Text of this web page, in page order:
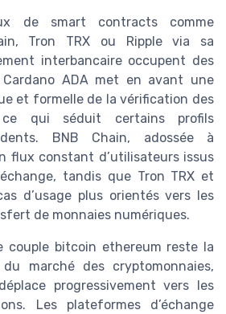
de smart contracts comme
Tron TRX ou Ripple via sa
interbancaire occupent des
Cardano ADA met en avant une
et formelle de la vérification des
qui séduit certains profils
BNB Chain, adossée à
flux constant d’utilisateurs issus
tandis que Tron TRX et
d’usage plus orientés vers les
de monnaies numériques.
couple bitcoin ethereum reste la
marché des cryptomonnaies,
progressivement vers les
Les plateformes d’échange